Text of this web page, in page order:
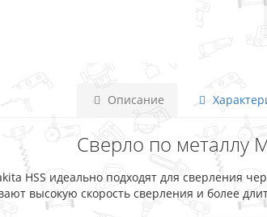
Описание
Сверло по металлу
HSS идеально подходят для сверления
высокую скорость сверления и более